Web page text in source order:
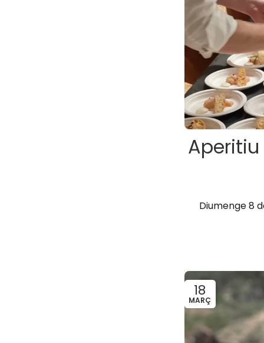
Diumenge 8
18
MARÇ